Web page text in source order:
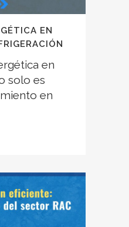
EN
en
solo es
en